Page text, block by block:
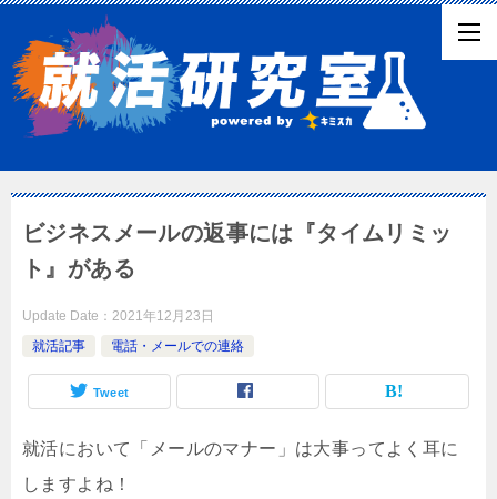
ビジネスメールの返事には『タイムリミッ
ト』がある
Update Date： 2021年12月23日
就活記事
電話・メールでの連絡
Tweet
就活において「メールのマナー」は大事ってよく耳に
しますよね！